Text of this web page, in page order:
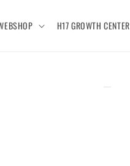
H17 GROWTH CENTER